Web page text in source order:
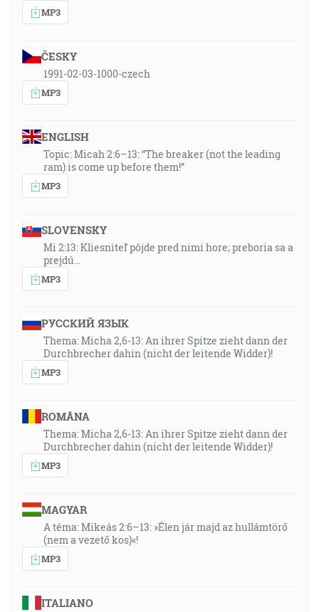
MP3
ČESKY
1991-02-03-1000-czech
MP3
ENGLISH
Topic: Micah 2:6–13: “The breaker (not the leading
ram) is come up before them!”
MP3
SLOVENSKY
Mi 2:13: Kliesniteľ pôjde pred nimi hore; preboria sa a
prejdú…
MP3
РУССКИЙ ЯЗЫК
Thema: Micha 2,6-13: An ihrer Spitze zieht dann der
Durchbrecher dahin (nicht der leitende Widder)!
MP3
ROMÂNA
Thema: Micha 2,6-13: An ihrer Spitze zieht dann der
Durchbrecher dahin (nicht der leitende Widder)!
MP3
MAGYAR
A téma: Mikeás 2:6–13: »Élen jár majd az hullámtörő
(nem a vezető kos)«!
MP3
ITALIANO